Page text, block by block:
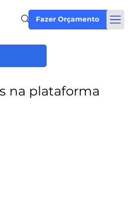
Fazer Orçamento
na plataforma